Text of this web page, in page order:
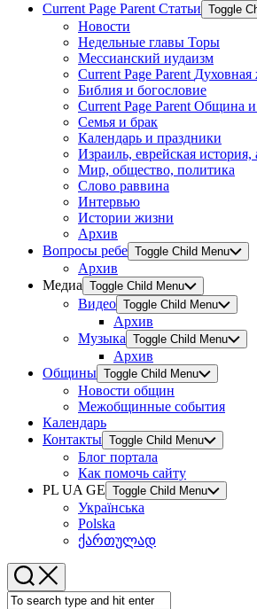
Current Page Parent Статьи Toggle
Новости
Недельные главы Торы
Мессианский иудаизм
Current Page Parent Духовная
Библия и богословие
Current Page Parent Община и
Семья и брак
Календарь и праздники
Израиль, еврейская
Мир, общество, политика
Слово раввина
Интервью
Истории жизни
Архив
Вопросы ребе Toggle Child Menu
Архив
Медиа Toggle Child Menu
Видео Toggle Child Menu
Архив
Музыка Toggle Child Menu
Архив
Общины Toggle Child Menu
Новости общин
Межобщинные события
Календарь
Контакты Toggle Child Menu
Блог портала
Как помочь сайту
PL UA GE Toggle Child Menu
Українська
Polska
ქართულად